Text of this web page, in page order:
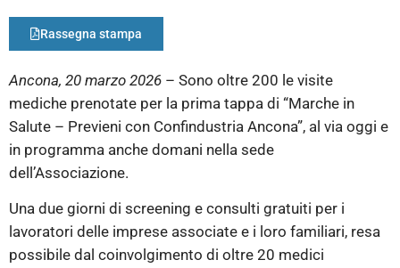
Rassegna stampa
Ancona, 20 marzo 2026 – Sono oltre 200 le visite
mediche prenotate per la prima tappa di “Marche in
Salute – Previeni con Confindustria Ancona”, al via oggi e
in programma anche domani nella sede
dell’Associazione.
Una due giorni di screening e consulti gratuiti per i
lavoratori delle imprese associate e i loro familiari, resa
possibile dal coinvolgimento di oltre 20 medici